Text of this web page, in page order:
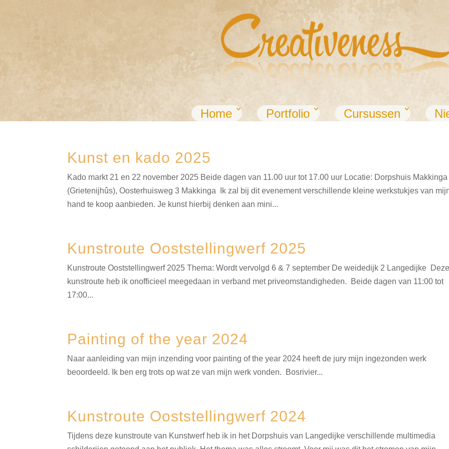
Home Portfolio Cursussen
Kunst en kado 2025
Kado markt 21 en 22 november 2025 Beide dagen van 11.00 uur tot 17.00 uur Locatie: Dorpshuis Makkinga
(Grietenijhûs), Oosterhuisweg 3 Makkinga Ik zal bij dit evenement verschillende kleine werkstukjes van
hand te koop aanbieden. Je kunst hierbij denken aan mini...
Kunstroute Ooststellingwerf 2025
Kunstroute Ooststellingwerf 2025 Thema: Wordt vervolgd 6 & 7 september De weidedijk 2 Langedijke
kunstroute heb ik onofficieel meegedaan in verband met priveomstandigheden. Beide dagen van 11:00 tot
17:00...
Painting of the year 2024
Naar aanleiding van mijn inzending voor painting of the year 2024 heeft de jury mijn ingezonden werk
beoordeeld. Ik ben erg trots op wat ze van mijn werk vonden. Bosrivier...
Kunstroute Ooststellingwerf 2024
Tijdens deze kunstroute van Kunstwerf heb ik in het Dorpshuis van Langedijke verschillende multimedia